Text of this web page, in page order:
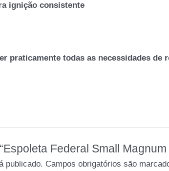
ignição consistente
praticamente todas as necessidades de
Federal Small
publicado. Campos obrigatórios são